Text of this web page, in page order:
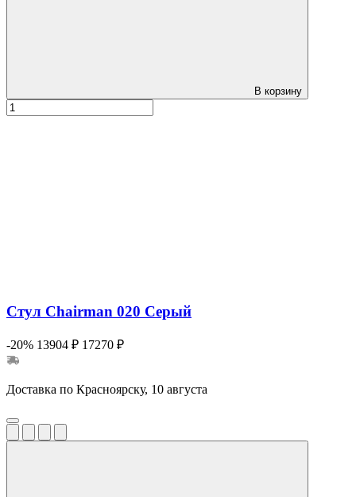
В корзину
Стул Chairman 020 Серый
-20% 13904 ₽ 17270 ₽
Доставка по Красноярску, 10 августа